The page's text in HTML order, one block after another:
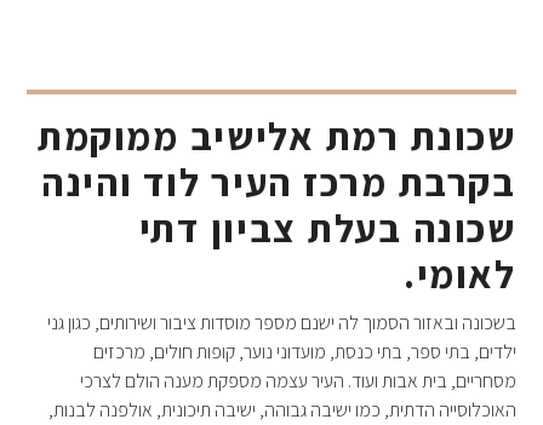
שכונת רמת אלישיב ממוקמת
בקרבת מרכז העיר לוד והינה
שכונה בעלת צביון דתי
לאומי.
בשכונה ובאזור הסמוך לה ישנם מספר מוסדות ציבור ושירותים, כגון גני
ילדים, בתי ספר, בתי כנסת, מועדוני נוער, קופות חולים, מרכזים
מסחריים, בית אבות ועוד. העיר עצמה מספקת מענה הולם לצרכי
האוכלוסייה הדתית, כמו ישיבה גבוהה, ישיבה תיכונית, אולפנה לבנות,